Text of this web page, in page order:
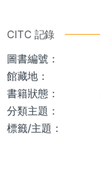
CITC 記錄
圖書編號：
館藏地：
書籍狀態：
分類主題：
標籤/主題：